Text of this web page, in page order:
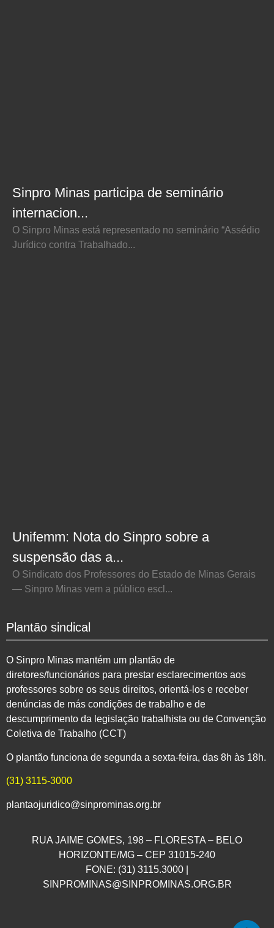
Sinpro Minas participa de seminário
internacion...
O Sinpro Minas está representado no seminário “Assédio
Jurídico contra Trabalhado...
Unifemm: Nota do Sinpro sobre a
suspensão das a...
O Sindicato dos Professores do Estado de Minas Gerais
— Sinpro Minas vem a público escl...
Plantão sindical
O Sinpro Minas mantém um plantão de
diretores/funcionários para prestar esclarecimentos aos
professores sobre os seus direitos, orientá-los e receber
denúncias de más condições de trabalho e de
descumprimento da legislação trabalhista ou de Convenção
Coletiva de Trabalho (CCT)
O plantão funciona de segunda a sexta-feira, das 8h às 18h.
(31) 3115-3000
plantaojuridico@sinprominas.org.br
RUA JAIME GOMES, 198 – FLORESTA – BELO
HORIZONTE/MG – CEP 31015-240
FONE: (31) 3115.3000 |
SINPROMINAS@SINPROMINAS.ORG.BR